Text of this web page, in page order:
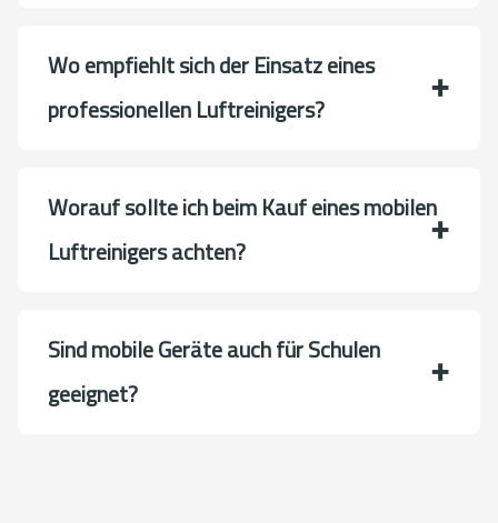
Wo empfiehlt sich der Einsatz eines
professionellen Luftreinigers?
Worauf sollte ich beim Kauf eines mobilen
Luftreinigers achten?
Sind mobile Geräte auch für Schulen
geeignet?